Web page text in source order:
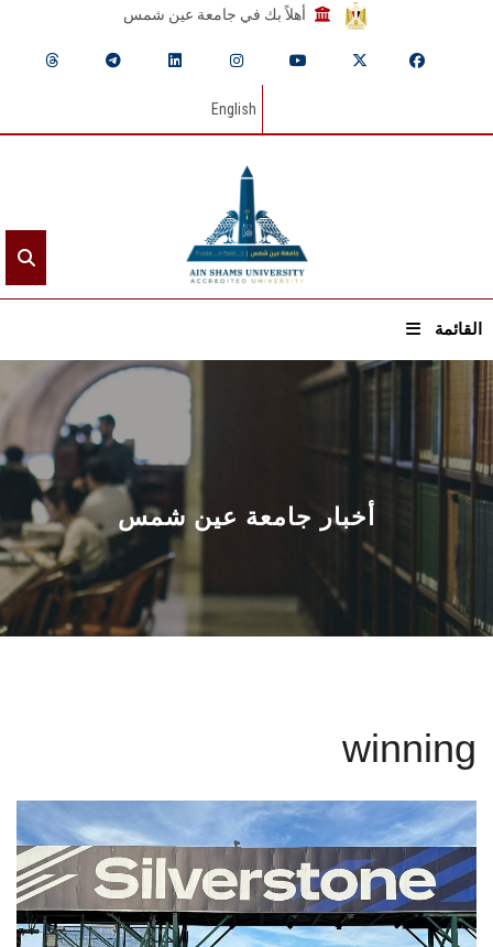
أهلاً بك في جامعة عين شمس
English
القائمة
الرئيسيـة
عن الجامعة
القطاعـات
الشئون الأكاديمية
البحث العلمي
الأنظمة الذكية
الإعلام
تواصل معنا
أخبار جامعة عين شمس
winning